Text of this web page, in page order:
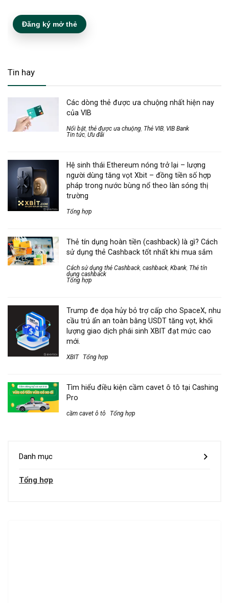
Đăng ký mở thẻ
Tin hay
Các dòng thẻ được ưa chuộng nhất hiện nay
của VIB
Nổi bật thẻ được ưa chuộng Thẻ VIB VIB Bank
Tin tức Ưu đãi
Hệ sinh thái Ethereum nóng trở lại – lượng
người dùng tăng vọt Xbit – đồng tiền số hợp
pháp trong nước bùng nổ theo làn sóng thị
trường
Tổng hợp
Thẻ tín dụng hoàn tiền (cashback) là gì? Cách
sử dụng thẻ Cashback tốt nhất khi mua sắm
Cách sử dụng thẻ Cashback cashback Kbank Thẻ tín
dụng cashback
Tổng hợp
Trump đe dọa hủy bỏ trợ cấp cho SpaceX, nhu
cầu trú ẩn an toàn bằng USDT tăng vọt, khối
lượng giao dịch phái sinh XBIT đạt mức cao
mới.
XBIT Tổng hợp
Tìm hiểu điều kiện cầm cavet ô tô tại Cashing
Pro
cầm cavet ô tô Tổng hợp
Danh mục
Tổng hợp